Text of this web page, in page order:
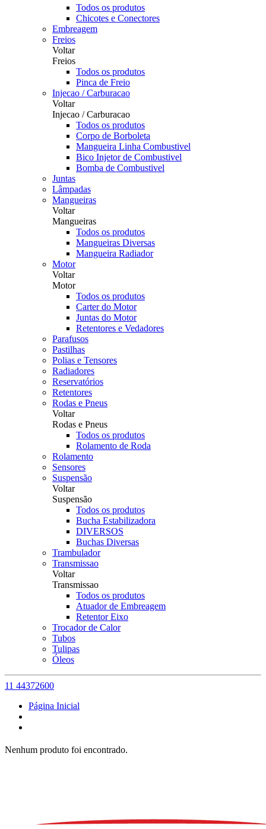
Todos os produtos
Chicotes e Conectores
Embreagem
Freios
Voltar
Freios
Todos os produtos
Pinca de Freio
Injecao / Carburacao
Voltar
Injecao / Carburacao
Todos os produtos
Corpo de Borboleta
Mangueira Linha Combustivel
Bico Injetor de Combustivel
Bomba de Combustivel
Juntas
Lâmpadas
Mangueiras
Voltar
Mangueiras
Todos os produtos
Mangueiras Diversas
Mangueira Radiador
Motor
Voltar
Motor
Todos os produtos
Carter do Motor
Juntas do Motor
Retentores e Vedadores
Parafusos
Pastilhas
Polias e Tensores
Radiadores
Reservatórios
Retentores
Rodas e Pneus
Voltar
Rodas e Pneus
Todos os produtos
Rolamento de Roda
Rolamento
Sensores
Suspensão
Voltar
Suspensão
Todos os produtos
Bucha Estabilizadora
DIVERSOS
Buchas Diversas
Trambulador
Transmissao
Voltar
Transmissao
Todos os produtos
Atuador de Embreagem
Retentor Eixo
Trocador de Calor
Tubos
Tulipas
Óleos
11 44372600
Página Inicial
Nenhum produto foi encontrado.